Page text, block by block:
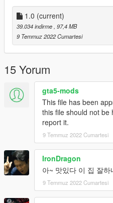
1.0 (current)
39.034 indirme , 97,4 MB
9 Temmuz 2022 Cumartesi
15 Yorum
gta5-mods
This file has been
this file should not be
report it.
9 Temmuz 2022 Cumartesi
IronDragon
아~ 맛있다 이 집 잘하
9 Temmuz 2022 Cumartesi